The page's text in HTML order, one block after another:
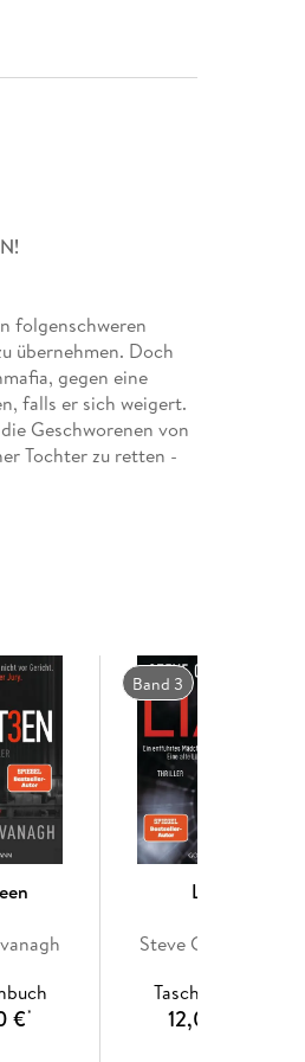
folgenschweren
übernehmen. Doch
gegen eine
falls er sich weigert.
Geschworenen von
Tochter zu retten -
€*
Band 3
Liar
Steve Cavanagh
Taschenbuch
12,00 €